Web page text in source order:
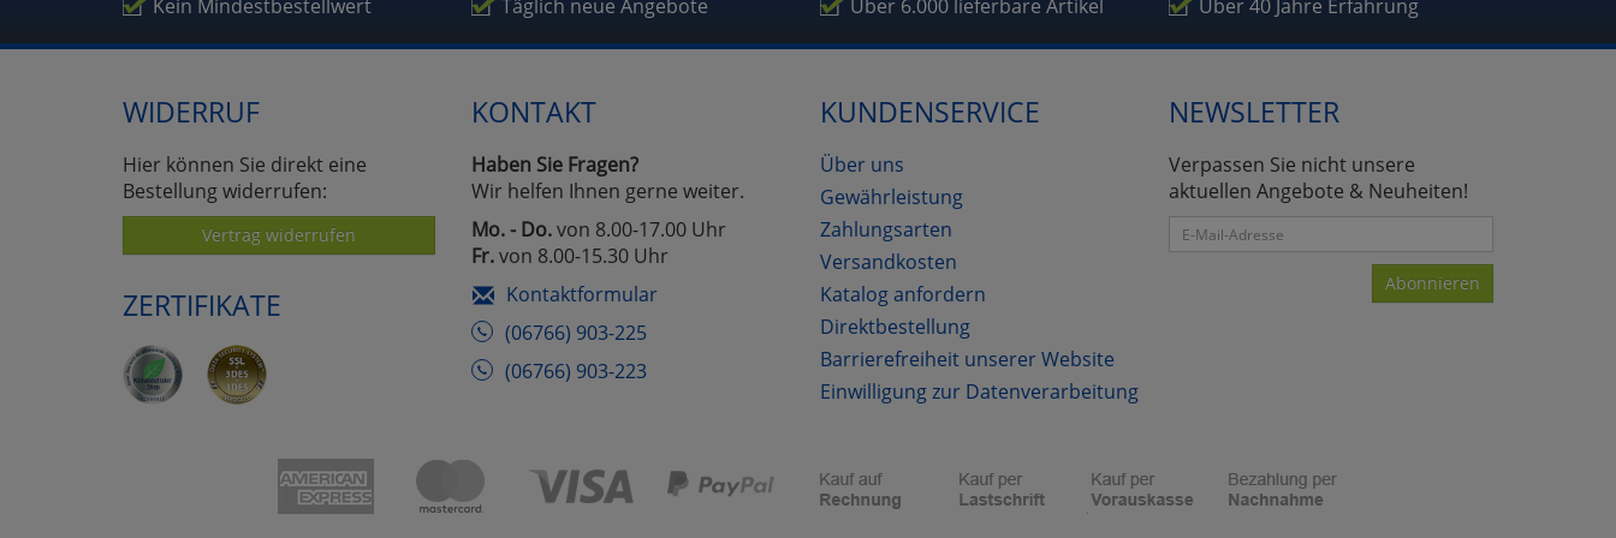
Kein Mindestbestellwert Täglich neue Angebote Über 6.000 lieferbare Artikel Über 40 Jahre Erfahrung
WIDERRUF
Hier können Sie direkt eine
Bestellung widerrufen:
Vertrag widerrufen
ZERTIFIKATE
KONTAKT
Haben Sie Fragen?
Wir helfen Ihnen gerne weiter.
Mo. - Do.von 8.00-17.00 Uhr
Fr.von 8.00-15.30 Uhr
Kontaktformular
(06766) 903-225
(06766) 903-223
KUNDENSERVICE
Über uns
Gewährleistung
Zahlungsarten
Versandkosten
Katalog anfordern
Direktbestellung
Barrierefreiheit unserer Website
Einwilligung zur Datenverarbeitung
NEWSLETTER
Verpassen Sie nicht unsere
aktuellen Angebote & Neuheiten!
Abonnieren